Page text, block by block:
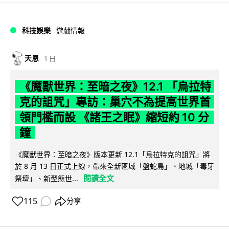
科技娛樂 遊戲情報
天恩 1 日
《魔獸世界：至暗之夜》12.1 「烏拉特
克的詛咒」專訪：巢穴不為提高世界首
領門檻而設 《諸王之眠》縮短約 10 分
鐘
《魔獸世界：至暗之夜》版本更新 12.1「烏拉特克的詛咒」將
於 8 月 13 日正式上線，帶來全新區域「盤蛇島」、地城「毒牙
祭壇」、新型態世...
閱讀全文
115 分享